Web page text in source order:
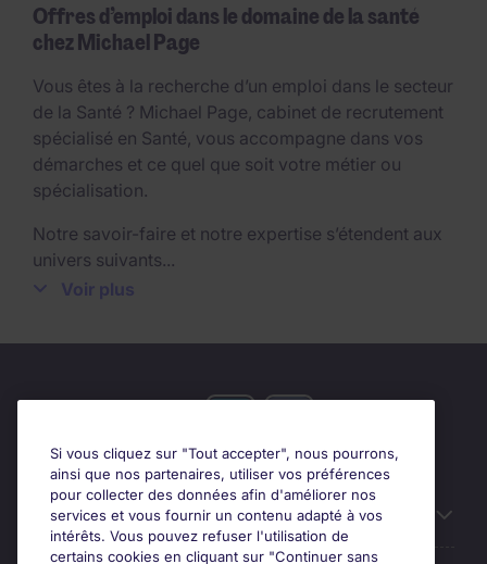
Offres d’emploi dans le domaine de la santé
chez Michael Page
Vous êtes à la recherche d’un emploi dans le secteur
de la Santé ? Michael Page, cabinet de recrutement
spécialisé en Santé, vous accompagne dans vos
démarches et ce quel que soit votre métier ou
spécialisation.
Notre savoir-faire et notre expertise s’étendent aux
univers suivants...
Industrie pharmaceutique / répartition
Nous recrutons régulièrement des Directeurs R&D*,
des Responsables de Production Pharmaceutique*,
Directeurs des Affaires Réglementaires*, des
Responsables Market Access*, des Responsables
Voir plus
Candidats
Si vous cliquez sur "Tout accepter", nous pourrons,
ainsi que nos partenaires, utiliser vos préférences
pour collecter des données afin d'améliorer nos
services et vous fournir un contenu adapté à vos
intérêts. Vous pouvez refuser l'utilisation de
certains cookies en cliquant sur "Continuer sans